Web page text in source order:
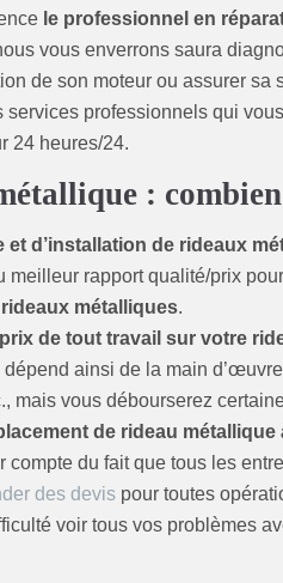
le professionnel en
vous enverrons saura
de son moteur ou assurer sa
services professionnels qui
24 heures/24.
:
d’installation de rideaux
meilleur rapport qualité/prix
métalliques.
prix de tout travail sur votre
ainsi de la main
mais vous débourserez
de rideau métallique
compte du fait que tous les
des devis pour toutes
voir tous vos problèmes